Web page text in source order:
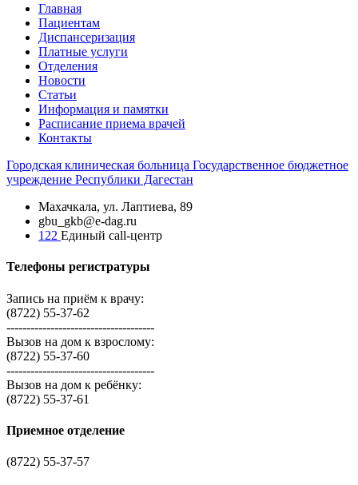
Главная
Пациентам
Диспансеризация
Платные услуги
Отделения
Новости
Статьи
Информация и памятки
Расписание приема врачей
Контакты
Городская клиническая больница Государственное бюджетное
учреждение Республики Дагестан
Махачкала, ​ул. Лаптиева, 89
gbu_gkb@e-dag.ru
122 Единый call-центр
Телефоны регистратуры
Запись на приём к врачу:
(8722) 55-37-62
-------------------------------------
Вызов на дом к взрослому:
(8722) 55-37-60
-------------------------------------
Вызов на дом к ребёнку:
(8722) 55-37-61
Приемное отделение
(8722) 55-37-57